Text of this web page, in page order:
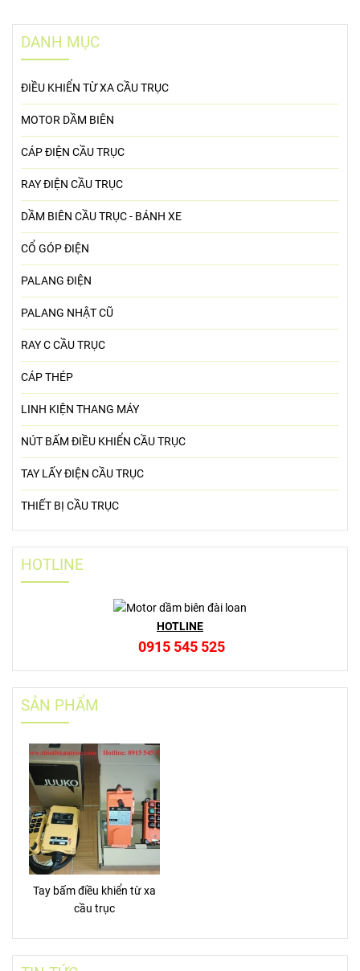
DANH MỤC
ĐIỀU KHIỂN TỪ XA CẦU TRỤC
MOTOR DẦM BIÊN
CÁP ĐIỆN CẦU TRỤC
RAY ĐIỆN CẦU TRỤC
DẦM BIÊN CẦU TRỤC - BÁNH XE
CỔ GÓP ĐIỆN
PALANG ĐIỆN
PALANG NHẬT CŨ
RAY C CẦU TRỤC
CÁP THÉP
LINH KIỆN THANG MÁY
NÚT BẤM ĐIỀU KHIỂN CẦU TRỤC
TAY LẤY ĐIỆN CẦU TRỤC
THIẾT BỊ CẦU TRỤC
HOTLINE
HOTLINE
0915 545 525
SẢN PHẨM
Tay bấm điều khiển từ xa
cầu trục